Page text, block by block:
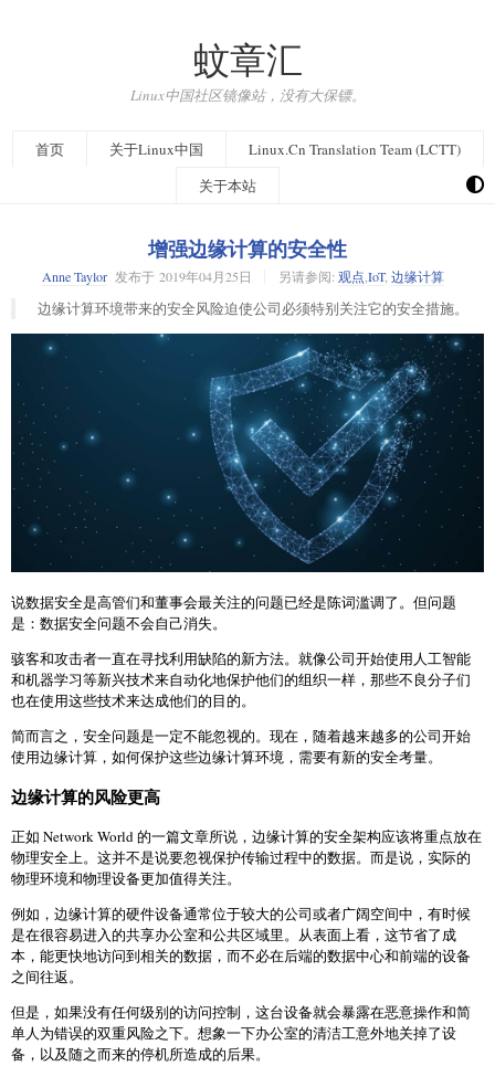
蚊章汇
Linux中国社区镜像站，没有大保镖。
首页 关于Linux中国
Linux.Cn Translation Team (LCTT)
关于本站
增强边缘计算的安全性
Anne Taylor 发布于 2019年04月25日 另请参阅: 观点 IoT, 边缘计算
边缘计算环境带来的安全风险迫使公司必须特别关注它的安全措施。
说数据安全是高管们和董事会最关注的问题已经是陈词滥调了。但问题
是：数据安全问题不会自己消失。
骇客和攻击者一直在寻找利用缺陷的新方法。就像公司开始使用人工智能
和机器学习等新兴技术来自动化地保护他们的组织一样，那些不良分子们
也在使用这些技术来达成他们的目的。
简而言之，安全问题是一定不能忽视的。现在，随着越来越多的公司开始
使用边缘计算，如何保护这些边缘计算环境，需要有新的安全考量。
边缘计算的风险更高
正如 Network World 的一篇文章所说，边缘计算的安全架构应该将重点放在
物理安全上。这并不是说要忽视保护传输过程中的数据。而是说，实际的
物理环境和物理设备更加值得关注。
例如，边缘计算的硬件设备通常位于较大的公司或者广阔空间中，有时候
是在很容易进入的共享办公室和公共区域里。从表面上看，这节省了成
本，能更快地访问到相关的数据，而不必在后端的数据中心和前端的设备
之间往返。
但是，如果没有任何级别的访问控制，这台设备就会暴露在恶意操作和简
单人为错误的双重风险之下。想象一下办公室的清洁工意外地关掉了设
备，以及随之而来的停机所造成的后果。